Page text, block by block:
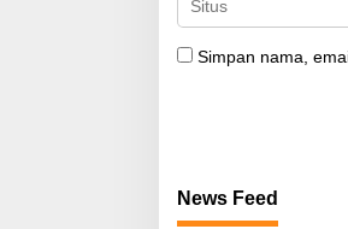
Simpan nama,
News Feed